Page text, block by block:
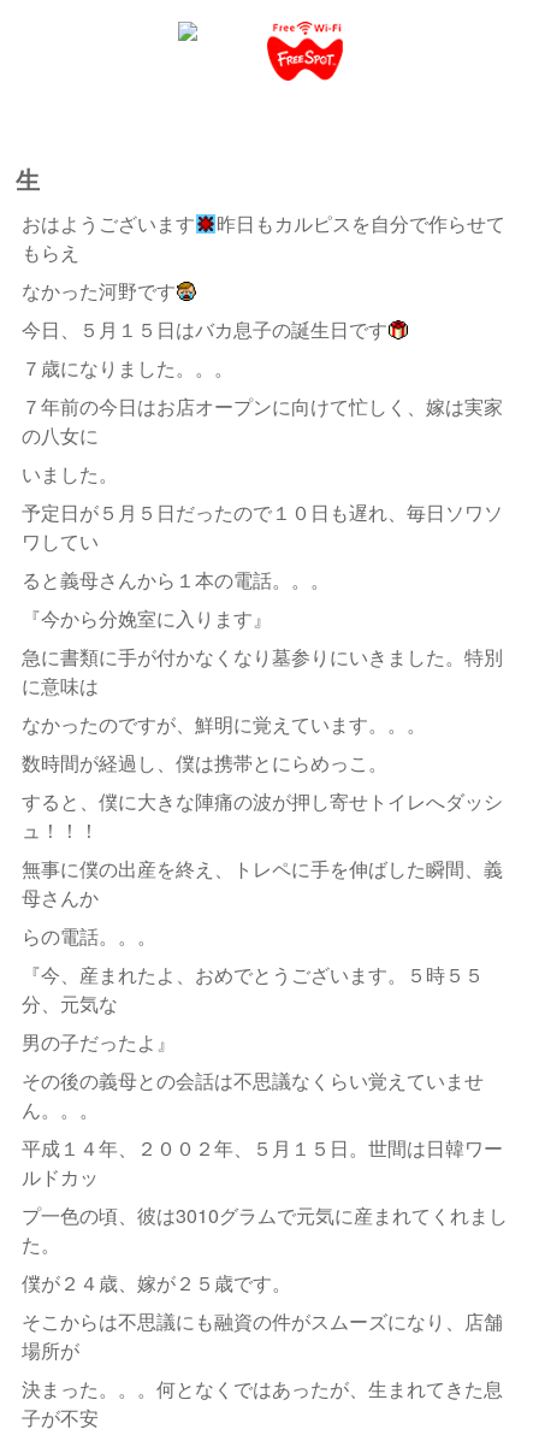
生
おはようございます
昨日もカルピスを自分で作らせて
もらえ
なかった河野です
今日、５月１５日はバカ息子の誕生日です
７歳になりました。。。
７年前の今日はお店オープンに向けて忙しく、嫁は実家
の八女に
いました。
予定日が５月５日だったので１０日も遅れ、毎日ソワソ
ワしてい
ると義母さんから１本の電話。。。
『今から分娩室に入ります』
急に書類に手が付かなくなり墓参りにいきました。特別
に意味は
なかったのですが、鮮明に覚えています。。。
数時間が経過し、僕は携帯とにらめっこ。
すると、僕に大きな陣痛の波が押し寄せトイレへダッシ
ュ！！！
無事に僕の出産を終え、トレペに手を伸ばした瞬間、義
母さんか
らの電話。。。
『今、産まれたよ、おめでとうございます。５時５５
分、元気な
男の子だったよ』
その後の義母との会話は不思議なくらい覚えていませ
ん。。。
平成１４年、２００２年、５月１５日。世間は日韓ワー
ルドカッ
プ一色の頃、彼は3010グラムで元気に産まれてくれまし
た。
僕が２４歳、嫁が２５歳です。
そこからは不思議にも融資の件がスムーズになり、店舗
場所が
決まった。。。何となくではあったが、生まれてきた息
子が不安